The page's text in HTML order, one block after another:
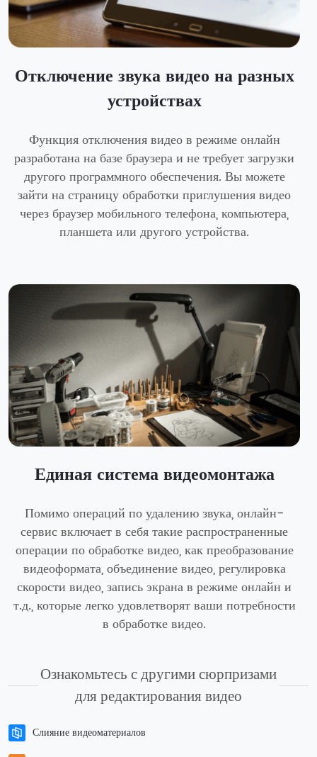
Отключение звука видео на разных
устройствах
Функция отключения видео в режиме онлайн
разработана на базе браузера и не требует загрузки
другого программного обеспечения. Вы можете
зайти на страницу обработки приглушения видео
через браузер мобильного телефона, компьютера,
планшета или другого устройства.
Единая система видеомонтажа
Помимо операций по удалению звука, онлайн-
сервис включает в себя такие распространенные
операции по обработке видео, как преобразование
видеоформата, объединение видео, регулировка
скорости видео, запись экрана в режиме онлайн и
т.д., которые легко удовлетворят ваши потребности
в обработке видео.
Ознакомьтесь с другими сюрпризами
для редактирования видео
Слияние видеоматериалов